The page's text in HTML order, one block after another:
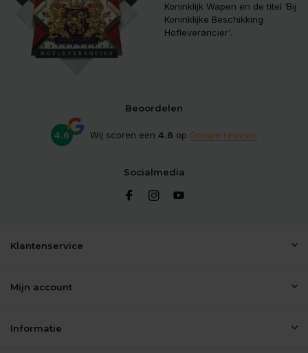
Koninklijk Wapen en de titel ‘Bij
Koninklijke Beschikking
Hofleverancier'.
Beoordelen
4.6 Wij scoren een 4.6 op Google reviews
Socialmedia
Klantenservice
Mijn account
Informatie